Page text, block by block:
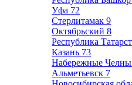
Уфа 72
Стерлитамак 9
Октябрьский 8
Республика
Казань 73
Набережные Челны
Альметьевск 7